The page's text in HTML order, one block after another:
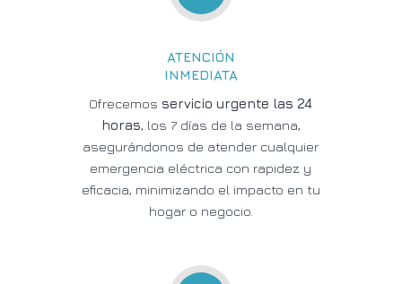
ATENCIÓN
INMEDIATA
Ofrecemos servicio urgente las 24
horas, los 7 días de la semana,
asegurándonos de atender cualquier
emergencia eléctrica con rapidez y
eficacia, minimizando el impacto en tu
hogar o negocio.